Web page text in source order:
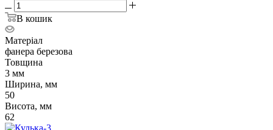
В кошик
Матеріал
фанера березова
Товщина
3 мм
Ширина, мм
50
Висота, мм
62